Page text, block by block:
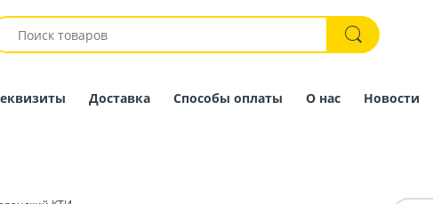
Доставка Способы оплаты О нас Новости